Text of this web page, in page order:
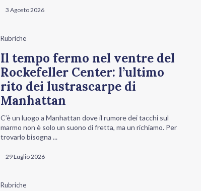
3 Agosto 2026
Rubriche
Il tempo fermo nel ventre del
Rockefeller Center: l’ultimo
rito dei lustrascarpe di
Manhattan
C’è un luogo a Manhattan dove il rumore dei tacchi sul
marmo non è solo un suono di fretta, ma un richiamo. Per
trovarlo bisogna ...
29 Luglio 2026
Rubriche